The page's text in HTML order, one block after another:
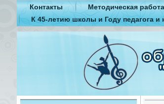
Контакты Методическая работа
К 45-летию школы и Году педагога и